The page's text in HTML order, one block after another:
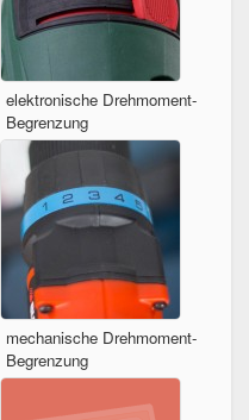
elektronische Drehmoment-
Begrenzung
mechanische Drehmoment-
Begrenzung